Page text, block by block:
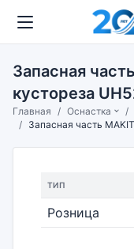
Запасная
кустореза
Главная Оснастка
Запасная часть
ТИП
Розница